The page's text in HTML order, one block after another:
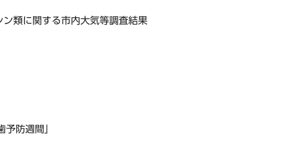
類に関する市内大気等調査結果
防週間」